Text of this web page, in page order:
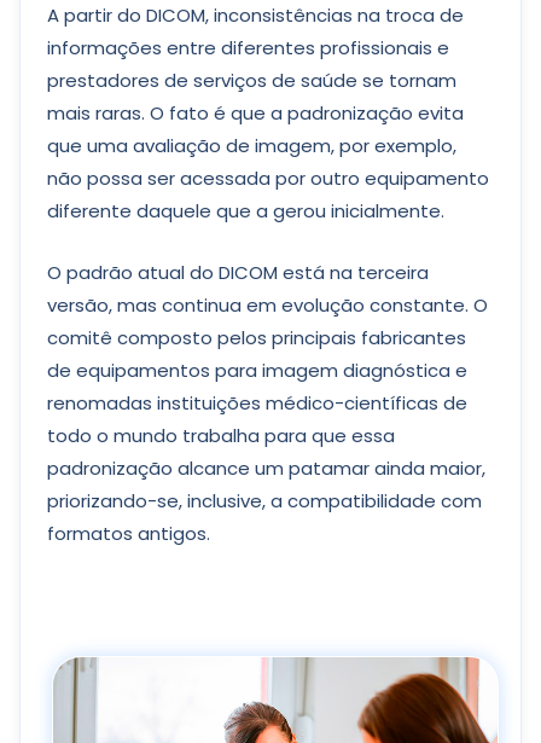
A partir do DICOM, inconsistências na troca de
informações entre diferentes profissionais e
prestadores de serviços de saúde se tornam
mais raras. O fato é que a padronização evita
que uma avaliação de imagem, por exemplo,
não possa ser acessada por outro equipamento
diferente daquele que a gerou inicialmente.
O padrão atual do DICOM está na terceira
versão, mas continua em evolução constante. O
comitê composto pelos principais fabricantes
de equipamentos para imagem diagnóstica e
renomadas instituições médico-científicas de
todo o mundo trabalha para que essa
padronização alcance um patamar ainda maior,
priorizando-se, inclusive, a compatibilidade com
formatos antigos.